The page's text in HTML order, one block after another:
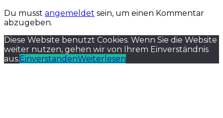
Du musst angemeldet sein, um einen Kommentar
abzugeben.
Diese Website benutzt Cookies. Wenn Sie die Website
weiter nutzen, gehen wir von Ihrem Einverständnis
aus.EinverstandenWeiterlesen